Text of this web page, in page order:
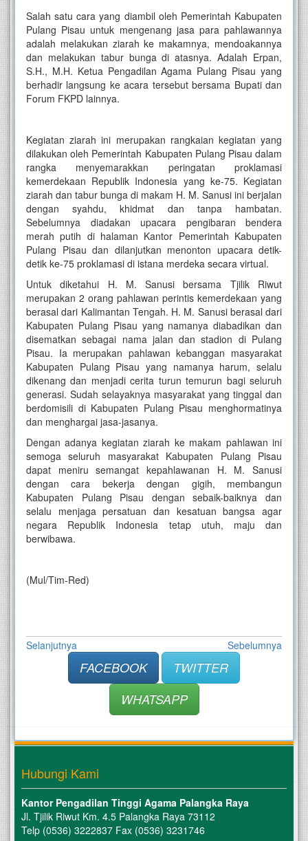
Salah satu cara yang diambil oleh Pemerintah Kabupaten
Pulang Pisau untuk mengenang jasa para pahlawannya
adalah melakukan ziarah ke makamnya, mendoakannya
dan melakukan tabur bunga di atasnya. Adalah Erpan,
S.H., M.H. Ketua Pengadilan Agama Pulang Pisau yang
berhadir langsung ke acara tersebut bersama Bupati dan
Forum FKPD lainnya.
Kegiatan ziarah ini merupakan rangkaian kegiatan yang
dilakukan oleh Pemerintah Kabupaten Pulang Pisau dalam
rangka menyemarakkan peringatan proklamasi
kemerdekaan Republik Indonesia yang ke-75. Kegiatan
ziarah dan tabur bunga di makam H. M. Sanusi ini berjalan
dengan syahdu, khidmat dan tanpa hambatan.
Sebelumnya diadakan upacara pengibaran bendera
merah putih di halaman Kantor Pemerintah Kabupaten
Pulang Pisau dan dilanjutkan menonton upacara detik-
detik ke-75 proklamasi di istana merdeka secara virtual.
Untuk diketahui H. M. Sanusi bersama Tjilik Riwut
merupakan 2 orang pahlawan perintis kemerdekaan yang
berasal dari Kalimantan Tengah. H. M. Sanusi berasal dari
Kabupaten Pulang Pisau yang namanya diabadikan dan
disematkan sebagai nama jalan dan stadion di Pulang
Pisau. Ia merupakan pahlawan kebanggan masyarakat
Kabupaten Pulang Pisau yang namanya harum, selalu
dikenang dan menjadi cerita turun temurun bagi seluruh
generasi. Sudah selayaknya masyarakat yang tinggal dan
berdomisili di Kabupaten Pulang Pisau menghormatinya
dan menghargai jasa-jasanya.
Dengan adanya kegiatan ziarah ke makam pahlawan ini
semoga seluruh masyarakat Kabupaten Pulang Pisau
dapat meniru semangat kepahlawanan H. M. Sanusi
dengan cara bekerja dengan gigih, membangun
Kabupaten Pulang Pisau dengan sebaik-baiknya dan
selalu menjaga persatuan dan kesatuan bangsa agar
negara Republik Indonesia tetap utuh, maju dan
berwibawa.
(Mul/Tim-Red)
Selanjutnya Sebelumnya
FACEBOOK
TWITTER
WHATSAPP
Hubungi Kami
Kantor Pengadilan Tinggi Agama Palangka Raya
Jl. Tjilik Riwut Km. 4.5 Palangka Raya 73112
Telp (0536) 3222837 Fax (0536) 3231746